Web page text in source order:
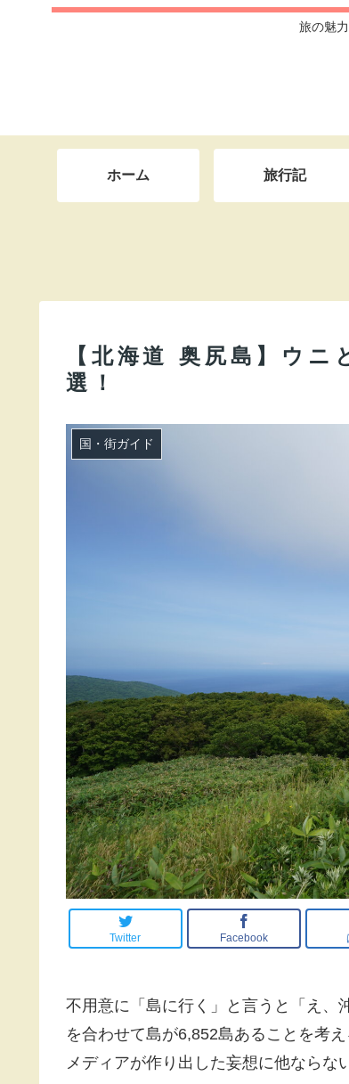
旅の魅
ホーム 旅行記
【北海道 奥尻島】ウニ
選！
国・街ガイド
Twitter Facebook
不用意に「島に行く」と言うと「え、
を合わせて島が6,852島あることを考
メディアが作り出した妄想に他ならな